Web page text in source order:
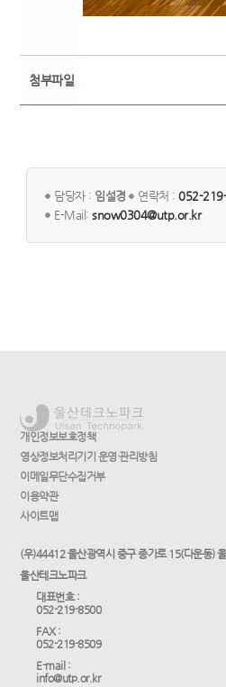
첨부파일
담당자 : 임설경 연락처 :052-
E-Mail:snow0304@utp.or.kr
개인정보보호정책
영상정보처리기기 운영·관리방침
이메일무단수집거부
이용약관
사이트맵
(우)44412 울산광역시 중구 종가로 15(다운동)
울산테크노파크
대표번호 :
052-219-8500
FAX :
052-219-8509
E-mail :
info@utp.or.kr